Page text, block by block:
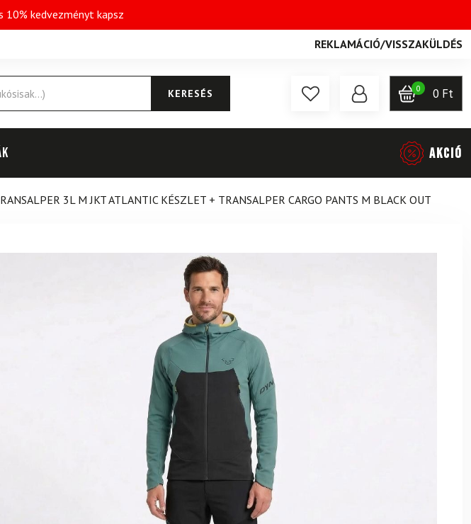
10% kedvezményt kapsz
REKLAMÁCIÓ/VISSZAKÜLDÉS
KERESÉS 0 0 Ft
AKCIÓ
3L M JKT ATLANTIC KÉSZLET + TRANSALPER CARGO PANTS M BLACK OUT